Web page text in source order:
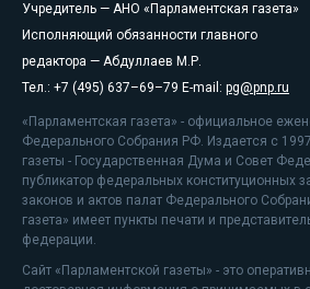
Учредитель — АНО «Парламентская газета»
Исполняющий обязанности главного
редактора — Абдуллаев М.Р.
Тел.: +7 (495) 637–69–79 E-mail: pg@pnp.ru
«Парламентская газета» - официальное
Федерального Собрания РФ. Издается с
газеты - Государственная Дума и Совет
публикатор федеральных конституционных
законов и актов палат Федерального
газета» имеет пункты печати и
федерации.
Сайт «Парламентской газеты» - это